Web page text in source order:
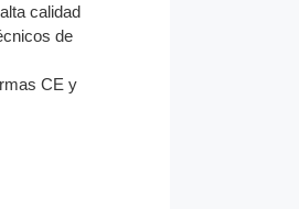
calidad
de
CE y